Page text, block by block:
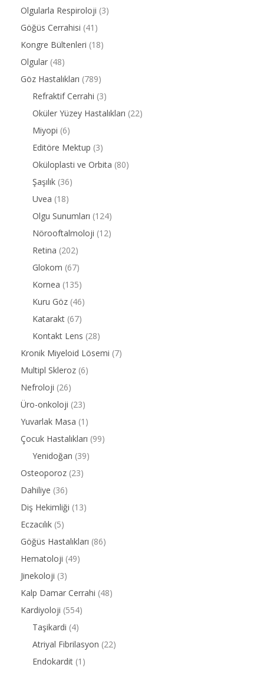
Olgularla Respiroloji (3)
Göğüs Cerrahisi (41)
Kongre Bültenleri (18)
Olgular (48)
Göz Hastalıkları (789)
Refraktif Cerrahi (3)
Oküler Yüzey Hastalıkları (22)
Miyopi (6)
Editöre Mektup (3)
Oküloplasti ve Orbita (80)
Şaşılık (36)
Uvea (18)
Olgu Sunumları (124)
Nörooftalmoloji (12)
Retina (202)
Glokom (67)
Kornea (135)
Kuru Göz (46)
Katarakt (67)
Kontakt Lens (28)
Kronik Miyeloid Lösemi (7)
Multipl Skleroz (6)
Nefroloji (26)
Üro-onkoloji (23)
Yuvarlak Masa (1)
Çocuk Hastalıkları (99)
Yenidoğan (39)
Osteoporoz (23)
Dahiliye (36)
Diş Hekimliği (13)
Eczacılık (5)
Göğüs Hastalıkları (86)
Hematoloji (49)
Jinekoloji (3)
Kalp Damar Cerrahi (48)
Kardiyoloji (554)
Taşikardi (4)
Atriyal Fibrilasyon (22)
Endokardit (1)